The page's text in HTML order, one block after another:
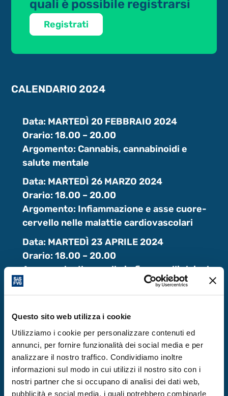
Questo sito web utilizza i cookie
Utilizziamo i cookie per personalizzare contenuti ed
annunci, per fornire funzionalità dei social media e per
analizzare il nostro traffico. Condividiamo inoltre
informazioni sul modo in cui utilizzi il nostro sito con i
nostri partner che si occupano di analisi dei dati web,
pubblicità e social media, i quali potrebbero combinarle
quali è possibile registrarsi
Registrati
CALENDARIO 2024
Data: MARTEDÌ 20 FEBBRAIO 2024
Orario: 18.00 – 20.00
Argomento: Cannabis, cannabinoidi e
salute mentale
Data: MARTEDÌ 26 MARZO 2024
Orario: 18.00 – 20.00
Argomento: Infiammazione e asse cuore-
cervello nelle malattie cardiovascolari
Data: MARTEDÌ 23 APRILE 2024
Orario: 18.00 – 20.00
Argomento: Il cervello in fiamme: l’intricato
rapporto tra cancro, cervello e sistema
immunitario
Data: MARTEDÌ 21 MAGGIO 2024
Orario: 18.00 – 20.00
Argomento: Stimolazione elettrica del
midollo spinale : l’allenamento robotico per
il recupero della funzione dopo una paralisi
da lesione spinale